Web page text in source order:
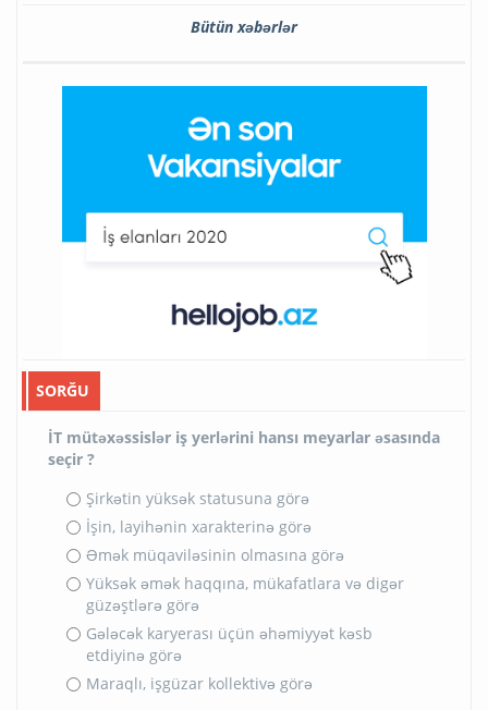
Bütün xəbərlər
SORĞU
İT mütəxəssislər iş yerlərini hansı meyarlar əsasında
seçir ?
Şirkətin yüksək statusuna görə
İşin, layihənin xarakterinə görə
Əmək müqaviləsinin olmasına görə
Yüksək əmək haqqına, mükafatlara və digər
güzəştlərə görə
Gələcək karyerası üçün əhəmiyyət kəsb
etdiyinə görə
Maraqlı, işgüzar kollektivə görə